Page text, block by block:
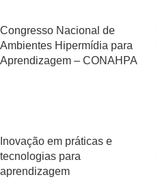
Congresso Nacional de
Ambientes Hipermídia para
Aprendizagem – CONAHPA
Inovação em práticas e
tecnologias para
aprendizagem